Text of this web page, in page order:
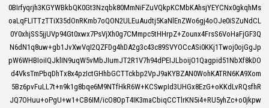
0BIrfyqrjh3KGYWBkbQK0Gt3Nzqbk80MmNiFZuVQkpKCMbKAhsjYEYCNx0gkqhMs
oaLqFLITTzTTiX35dOnRKmb7oQON2ULEuAudtj5KaNlEnZWo6gj4oOJe0iSZuNdCL
0Y0xhjSS5jjUVp94Gt0xwx7PsVjXh0g7CMmpc5tHHrpZ+Zounx4FrsS6VoHaFjGF3Q
N6dN1q8uw+gb1JvXwVqI2QZFDg4hDA2g3c43c89SVYOCcASi0KKj1Twoj0ojGgJp
pW6WHBIoiIQJklIN9uqW5vMbJIumJT2R1V7h94dPEIJLboijO1Qagpid51NbXf8kDO
d4VksTmPbqDhTx8x4pzIctGHhbGCTTckbp2VpJ9aKYBZAN0WohKATRN6KA9Xom
5Bz6pvFuLL7t+n9k1g8bqe6M9NTfHkR6W+KCSwpId3UHGx8EzG+oKKdLvRQsfhR
JQ7OHuu+oPgU+w1+CB6IM/icO8OpT4IK3maCbiqCCTlrKN5i4+RU5yhZc+o0jkpw